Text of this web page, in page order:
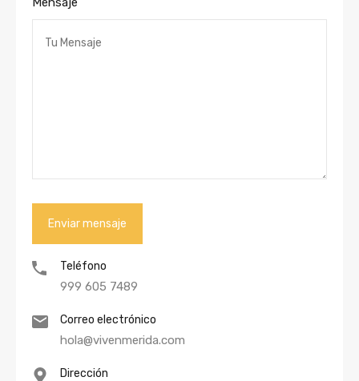
Teléfono
999 605 7489
Correo electrónico
hola@vivenmerida.com
Dirección